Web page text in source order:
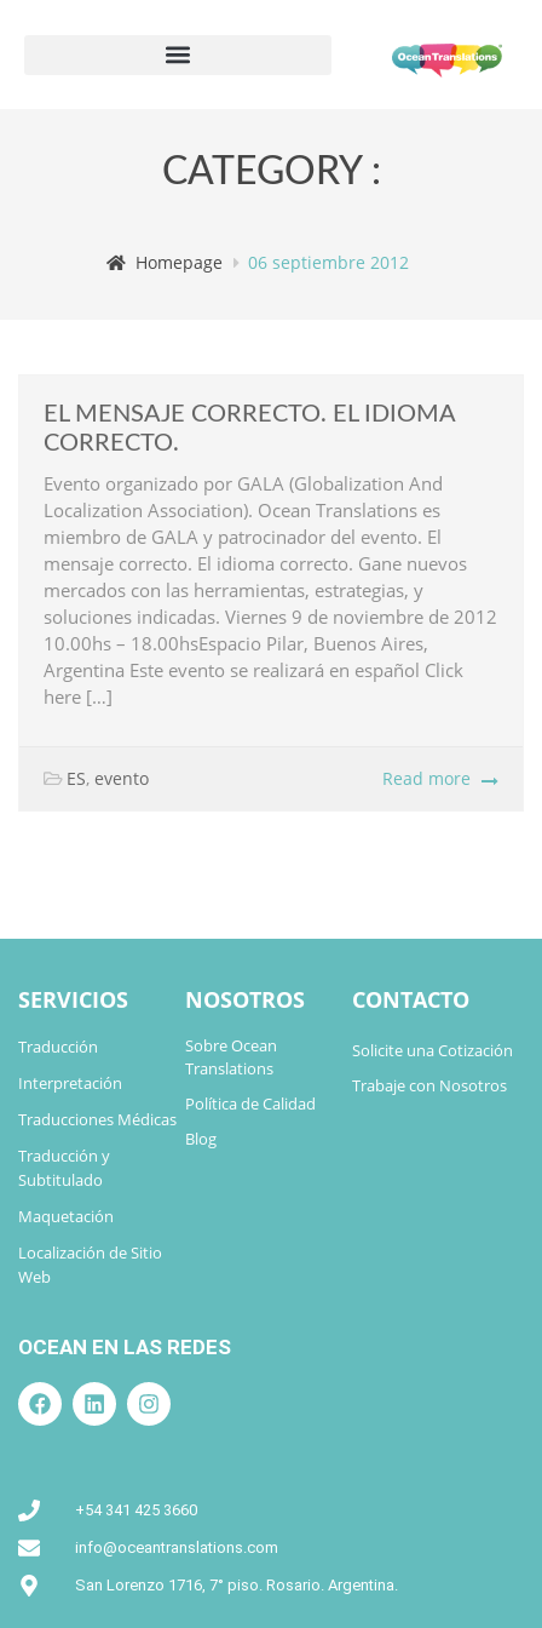
CATEGORY :
Homepage 06 septiembre 2012
EL MENSAJE CORRECTO. EL IDIOMA
CORRECTO.
Evento organizado por GALA (Globalization And
Localization Association). Ocean Translations es
miembro de GALA y patrocinador del evento. El
mensaje correcto. El idioma correcto. Gane nuevos
mercados con las herramientas, estrategias, y
soluciones indicadas. Viernes 9 de noviembre de 2012
10.00hs – 18.00hsEspacio Pilar, Buenos Aires,
Argentina Este evento se realizará en español Click
here […]
ES, evento Read more
SERVICIOS
Traducción
Interpretación
Traducciones Médicas
Traducción y
Subtitulado
Maquetación
Localización de Sitio
Web
NOSOTROS
Sobre Ocean
Translations
Política de Calidad
Blog
CONTACTO
Solicite una Cotización
Trabaje con Nosotros
OCEAN EN LAS REDES
+54 341 425 3660
info@oceantranslations.com
San Lorenzo 1716, 7° piso. Rosario. Argentina.